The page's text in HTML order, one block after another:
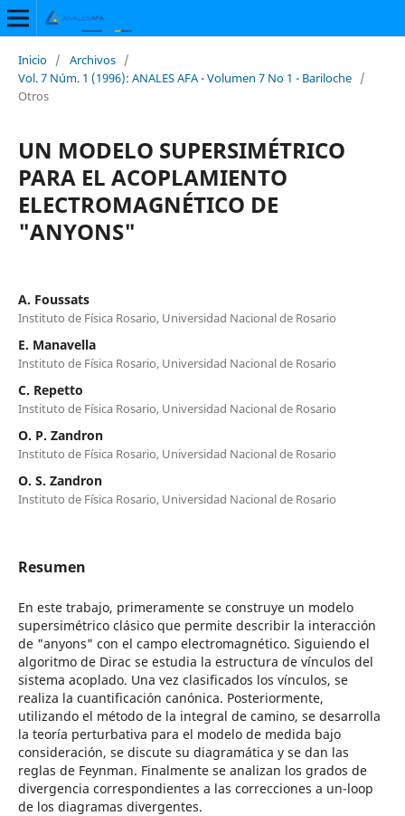
Inicio / Archivos /
Vol. 7 Núm. 1 (1996): ANALES AFA - Volumen 7 No 1 - Bariloche /
Otros
UN MODELO SUPERSIMÉTRICO
PARA EL ACOPLAMIENTO
ELECTROMAGNÉTICO DE
"ANYONS"
A. Foussats
Instituto de Física Rosario, Universidad Nacional de Rosario
E. Manavella
Instituto de Física Rosario, Universidad Nacional de Rosario
C. Repetto
Instituto de Física Rosario, Universidad Nacional de Rosario
O. P. Zandron
Instituto de Física Rosario, Universidad Nacional de Rosario
O. S. Zandron
Instituto de Física Rosario, Universidad Nacional de Rosario
Resumen
En este trabajo, primeramente se construye un modelo
supersimétrico clásico que permite describir la interacción
de "anyons" con el campo electromagnético. Siguiendo el
algoritmo de Dirac se estudia la estructura de vínculos del
sistema acoplado. Una vez clasificados los vínculos, se
realiza la cuantificación canónica. Posteriormente,
utilizando el método de la integral de camino, se desarrolla
la teoría perturbativa para el modelo de medida bajo
consideración, se discute su diagramática y se dan las
reglas de Feynman. Finalmente se analizan los grados de
divergencia correspondientes a las correcciones a un-loop
de los diagramas divergentes.